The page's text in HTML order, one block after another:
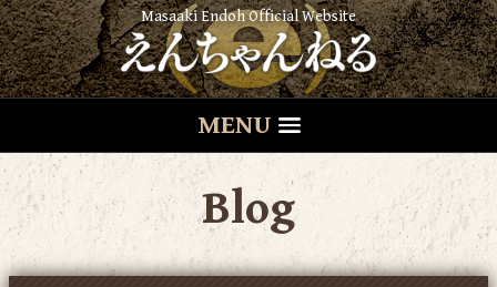
Masaaki Endoh Official Website
MENU
Blog